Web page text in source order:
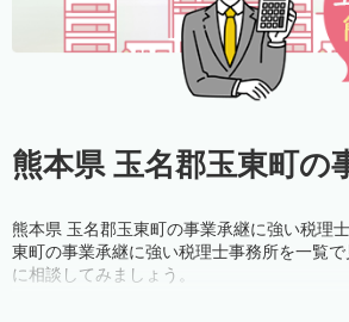
熊本県 玉名郡玉東町の
熊本県 玉名郡玉東町の事業承継に強い税理
東町の事業承継に強い税理士事務所を一覧
に相談してみましょう。